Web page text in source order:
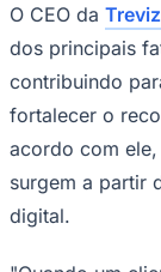
O CEO da
dos principais
contribuindo
fortalecer o
acordo com
surgem a partir
digital.